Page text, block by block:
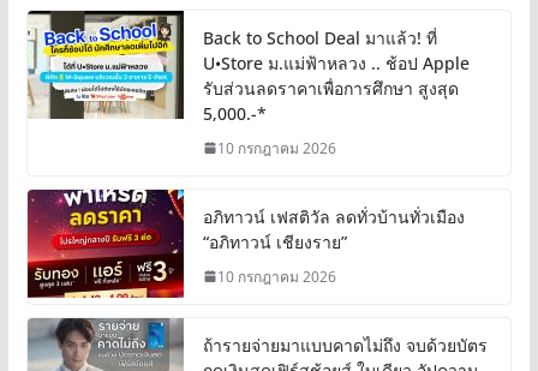
Back to School Deal มาแล้ว! ที่
U•Store ม.แม่ฟ้าหลวง .. ช้อป Apple
รับส่วนลดราคาเพื่อการศึกษา สูงสุด
5,000.-*
10 กรกฎาคม 2026
อภิทาวน์ เฟสติวัล ลดทั่วบ้านทั่วเมือง
“อภิทาวน์ เชียงราย”
10 กรกฎาคม 2026
ถ้ารายจ่ายมาแบบคาดไม่ถึง จบด้วยบัตร